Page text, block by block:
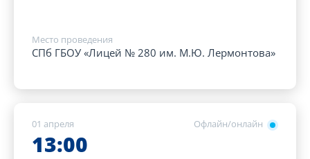
Место проведения
СПб ГБОУ «Лицей № 280 им. М.Ю. Лермонтова»
Офлайн/онлайн
01 апреля
13:00